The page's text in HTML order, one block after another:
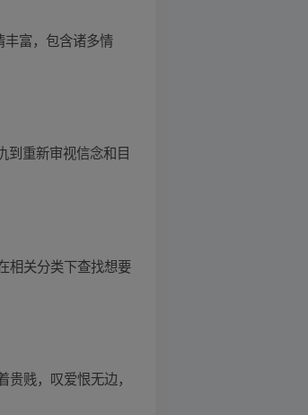
丰富，包含诸多情
到重新审视信念和目
相关分类下查找想要
贱，叹爱恨无边，